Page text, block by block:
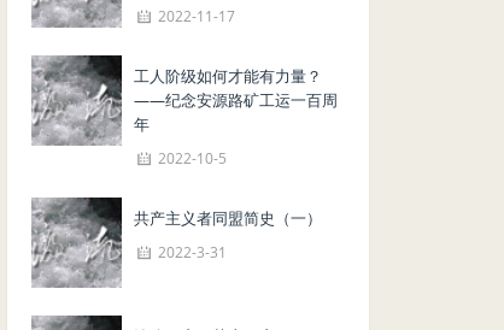
2022-11-17
工人阶级如何才能有力量？
——纪念安源路矿工运一百周
年
2022-10-5
共产主义者同盟简史（一）
2022-3-31